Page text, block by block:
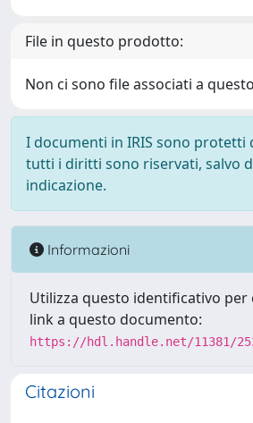
File in questo prodotto:
Non ci sono file associati a
I documenti in IRIS sono protetti
tutti i diritti sono riservati, salvo
indicazione.
Informazioni
Utilizza questo identificativo per
link a questo documento:
https://hdl.handle.net/11381/
Citazioni